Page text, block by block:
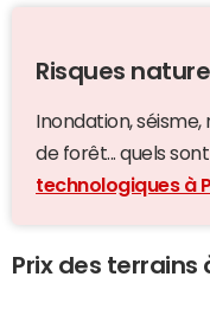
Risques
Inondation, séisme,
de forêt... quels
technologiques à
Prix des